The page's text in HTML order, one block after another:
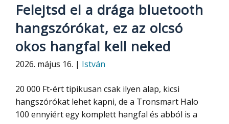
Felejtsd el a drága bluetooth
hangszórókat, ez az olcsó
okos hangfal kell neked
2026. május 16. | István
20 000 Ft-ért tipikusan csak ilyen alap, kicsi
hangszórókat lehet kapni, de a Tronsmart Halo
100 ennyiért egy komplett hangfal és abból is a